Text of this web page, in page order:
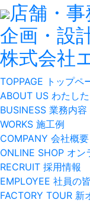
店舗・
企画・設
株式会社
TOPPAGE トップペ
ABOUT US わたし
BUSINESS 業務内容
WORKS 施工例
COMPANY 会社概要
ONLINE SHOP オン
RECRUIT 採用情報
EMPLOYEE 社員の
FACTORY TOUR 新